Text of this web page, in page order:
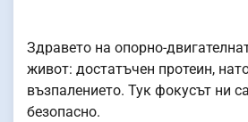
Здравето на опорно-
живот: достатъчен протеин,
възпалението. Тук фокусът ни са
безопасно.